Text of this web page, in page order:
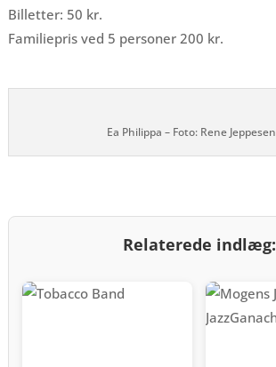
Billetter: 50 kr.
Familiepris ved 5 personer 200 kr.
Ea Philippa – Foto: Rene Jeppesen
Relaterede indlæg: